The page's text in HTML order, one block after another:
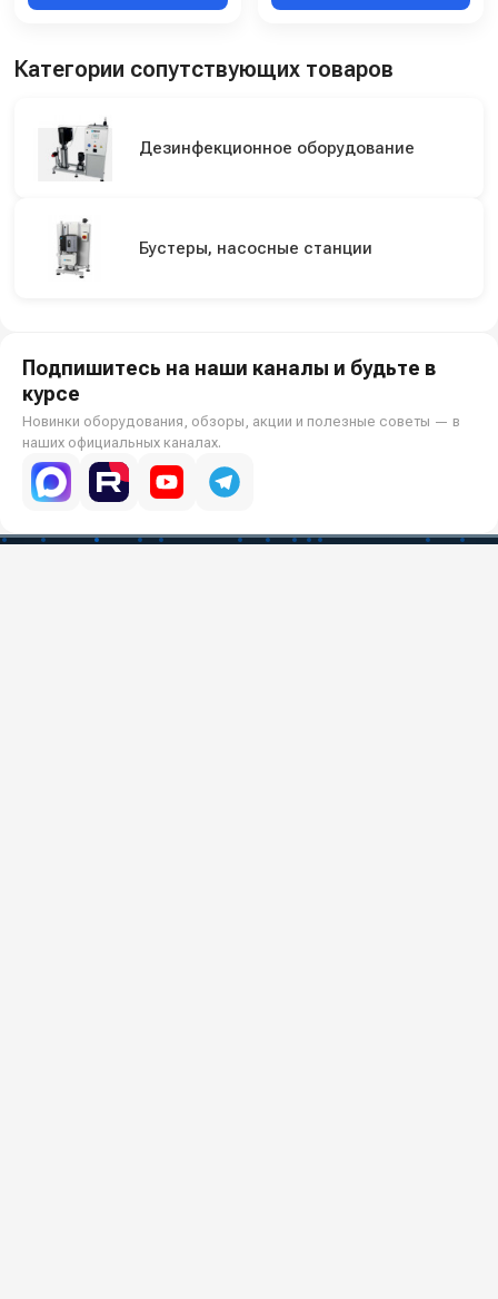
Категории сопутствующих товаров
Дезинфекционное оборудование
Бустеры, насосные станции
Подпишитесь на наши каналы и будьте в
курсе
Новинки оборудования, обзоры, акции и полезные советы — в
наших официальных каналах.